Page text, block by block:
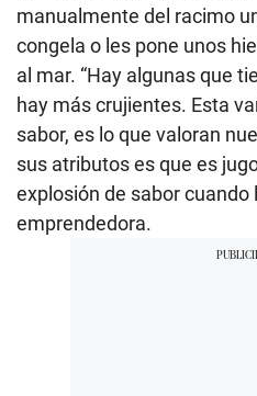
manualmente del racimo
congela o les pone unos
al mar. “Hay algunas que
hay más crujientes. Esta
sabor, es lo que valoran
sus atributos es que es
explosión de sabor cuando
emprendedora.